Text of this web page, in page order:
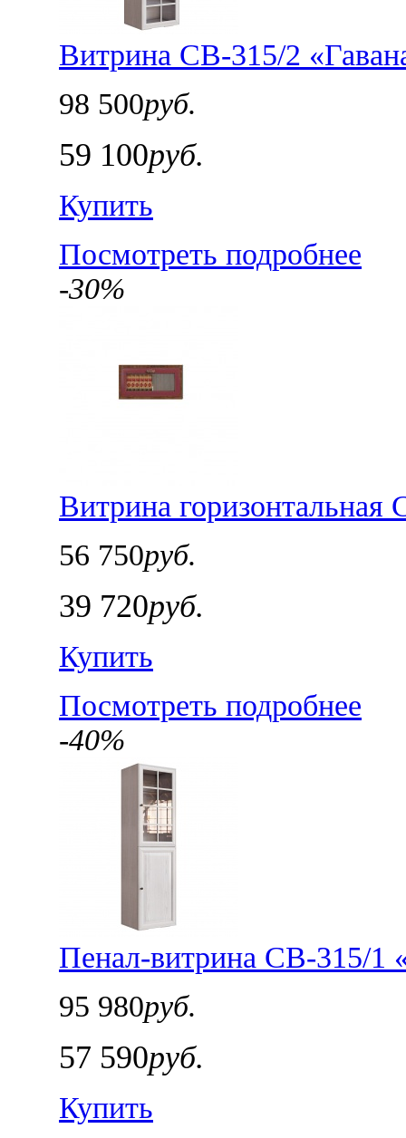
Витрина СВ-315/2
98 500руб.
59 100руб.
Купить
Посмотреть подробнее
-30%
Витрина
56 750руб.
39 720руб.
Купить
Посмотреть подробнее
-40%
Пенал-витрина СВ-315/1
95 980руб.
57 590руб.
Купить